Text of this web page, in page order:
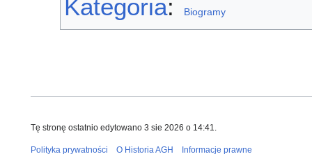
Kategoria: Biogramy
Tę stronę ostatnio edytowano 3 sie 2026 o 14:41.
Polityka prywatności O Historia AGH Informacje prawne